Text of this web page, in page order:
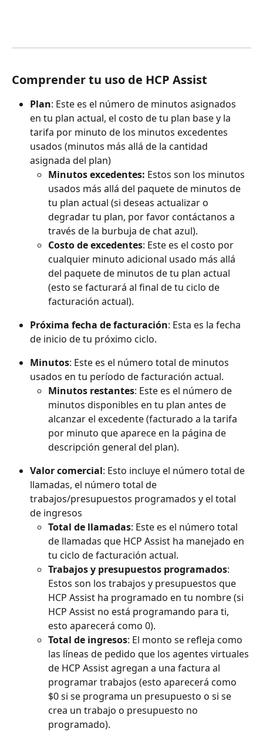
Comprender tu uso de HCP Assist
Plan: Este es el número de minutos asignados
en tu plan actual, el costo de tu plan base y la
tarifa por minuto de los minutos excedentes
usados (minutos más allá de la cantidad
asignada del plan)
Minutos excedentes: Estos son los minutos
usados más allá del paquete de minutos de
tu plan actual (si deseas actualizar o
degradar tu plan, por favor contáctanos a
través de la burbuja de chat azul).
Costo de excedentes: Este es el costo por
cualquier minuto adicional usado más allá
del paquete de minutos de tu plan actual
(esto se facturará al final de tu ciclo de
facturación actual).
Próxima fecha de facturación: Esta es la fecha
de inicio de tu próximo ciclo.
Minutos: Este es el número total de minutos
usados en tu período de facturación actual.
Minutos restantes: Este es el número de
minutos disponibles en tu plan antes de
alcanzar el excedente (facturado a la tarifa
por minuto que aparece en la página de
descripción general del plan).
Valor comercial: Esto incluye el número total de
llamadas, el número total de
trabajos/presupuestos programados y el total
de ingresos
Total de llamadas: Este es el número total
de llamadas que HCP Assist ha manejado en
tu ciclo de facturación actual.
Trabajos y presupuestos programados:
Estos son los trabajos y presupuestos que
HCP Assist ha programado en tu nombre (si
HCP Assist no está programando para ti,
esto aparecerá como 0).
Total de ingresos: El monto se refleja como
las líneas de pedido que los agentes virtuales
de HCP Assist agregan a una factura al
programar trabajos (esto aparecerá como
$0 si se programa un presupuesto o si se
crea un trabajo o presupuesto no
programado).